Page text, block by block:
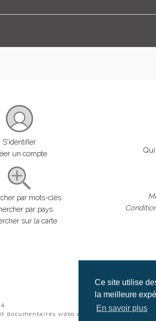
Ce site utilise
la meilleure
En savoir plus
S'identifier
un compte
par mots-clés
par pays
sur la carte
documentaires video et cinéma |